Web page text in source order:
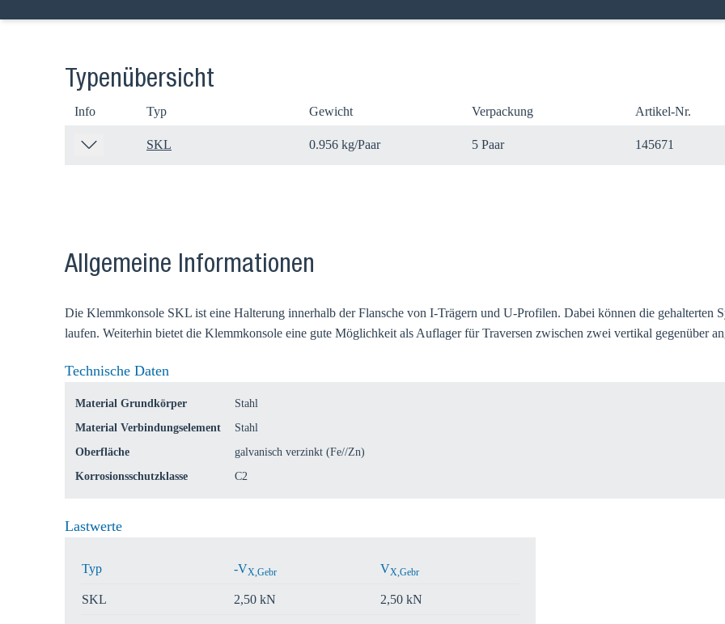
Typenübersicht
Info Typ Gewicht Verpackung Artikel-Nr.
SKL 0.956 kg/Paar 5 Paar 145671
Allgemeine Informationen
Die Klemmkonsole SKL ist eine Halterung innerhalb der Flansche von I-Trägern und U-Profilen. Dabei können die gehalterten
laufen. Weiterhin bietet die Klemmkonsole eine gute Möglichkeit als Auflager für Traversen zwischen zwei vertikal gegenüber
Technische Daten
Material Grundkörper
Stahl
Material Verbindungselement
Stahl
Oberfläche
galvanisch verzinkt (Fe//Zn)
Korrosionsschutzklasse
C2
Lastwerte
Typ -VX,Gebr VX,Gebr
SKL 2,50 kN 2,50 kN
Gehen Sie auf Ihre lokale Sikla-Seite und entdecken Sie Angebote für Ihr Land
Verkaufsregion: